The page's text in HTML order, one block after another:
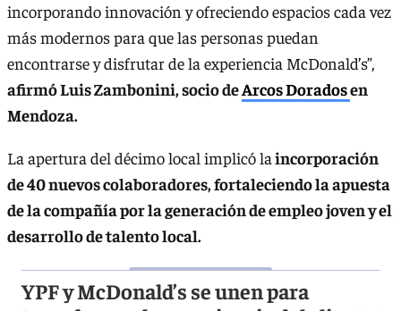
incorporando innovación y ofreciendo espacios cada vez
más modernos para que las personas puedan
encontrarse y disfrutar de la experiencia McDonald’s”,
afirmó Luis Zambonini, socio deArcos Doradosen
Mendoza.
La apertura del décimo local implicó laincorporación
de 40 nuevos colaboradores, fortaleciendo la apuesta
de la compañía por la generación de empleo joven y el
desarrollo de talento local.
YPF y McDonald’s se unen para